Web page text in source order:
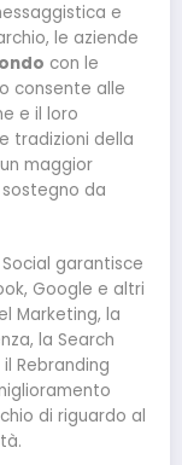
e
le aziende
con le
consente alle
e il loro
tradizioni della
maggior
da
garantisce
Google e altri
Marketing, la
la Search
Rebranding
di riguardo al